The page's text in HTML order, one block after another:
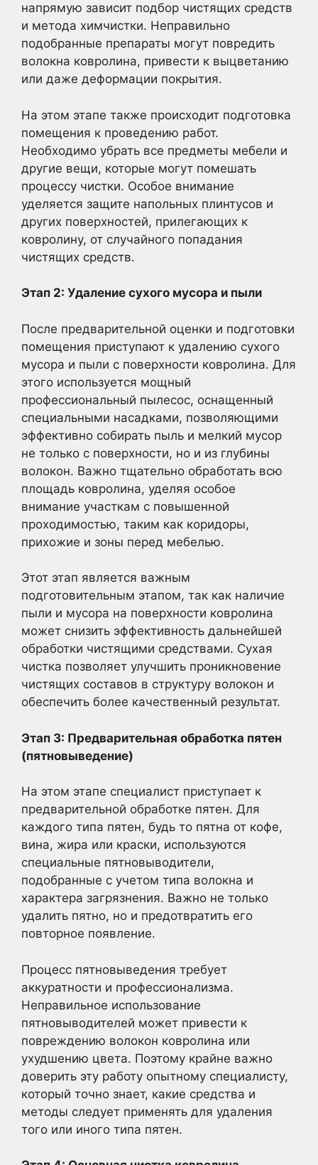
напрямую зависит подбор чистящих средств
и метода химчистки. Неправильно
подобранные препараты могут повредить
волокна ковролина, привести к выцветанию
или даже деформации покрытия.
На этом этапе также происходит подготовка
помещения к проведению работ.
Необходимо убрать все предметы мебели и
другие вещи, которые могут помешать
процессу чистки. Особое внимание
уделяется защите напольных плинтусов и
других поверхностей, прилегающих к
ковролину, от случайного попадания
чистящих средств.
Этап 2: Удаление сухого мусора и пыли
После предварительной оценки и подготовки
помещения приступают к удалению сухого
мусора и пыли с поверхности ковролина. Для
этого используется мощный
профессиональный пылесос, оснащенный
специальными насадками, позволяющими
эффективно собирать пыль и мелкий мусор
не только с поверхности, но и из глубины
волокон. Важно тщательно обработать всю
площадь ковролина, уделяя особое
внимание участкам с повышенной
проходимостью, таким как коридоры,
прихожие и зоны перед мебелью.
Этот этап является важным
подготовительным этапом, так как наличие
пыли и мусора на поверхности ковролина
может снизить эффективность дальнейшей
обработки чистящими средствами. Сухая
чистка позволяет улучшить проникновение
чистящих составов в структуру волокон и
обеспечить более качественный результат.
Этап 3: Предварительная обработка пятен
(пятновыведение)
На этом этапе специалист приступает к
предварительной обработке пятен. Для
каждого типа пятен, будь то пятна от кофе,
вина, жира или краски, используются
специальные пятновыводители,
подобранные с учетом типа волокна и
характера загрязнения. Важно не только
удалить пятно, но и предотвратить его
повторное появление.
Процесс пятновыведения требует
аккуратности и профессионализма.
Неправильное использование
пятновыводителей может привести к
повреждению волокон ковролина или
ухудшению цвета. Поэтому крайне важно
доверить эту работу опытному специалисту,
который точно знает, какие средства и
методы следует применять для удаления
того или иного типа пятен.